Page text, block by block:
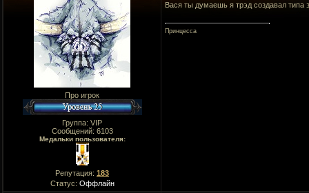
Про игрок
Группа: VIP
Сообщений: 6103
Медальки пользователя:
Репутация: 183
Статус: Оффлайн
Вася ты думаешь я трэд создавал типа
Принцесса